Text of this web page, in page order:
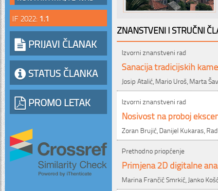
IF 2022: 1.1
PRIJAVI ČLANAK
STATUS ČLANKA
PROMO LETAK
ZNANSTVENI I STRUČNI
Izvorni znanstveni rad
Sanacija tradicijskih
Josip Atalić, Mario Uroš, Marta
Izvorni znanstveni rad
Nosivost na proboj
Zoran Brujić, Danijel Kukaras,
Prethodno priopćenje
Primjena 2D digitalne
Marina Frančić Smrkić, Janko